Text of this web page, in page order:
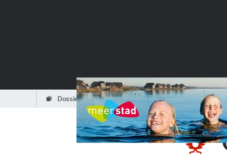
dossiers partners podcasts